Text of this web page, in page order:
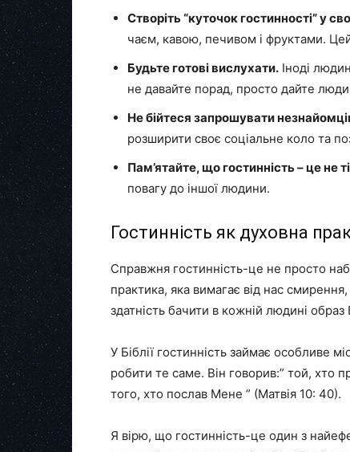
Створіть “куточок гостинності” у
чаєм, кавою, печивом і фруктами.
Будьте готові вислухати. Іноді
не давайте порад, просто дайте
Не бійтеся запрошувати
розширити своє соціальне коло та
Пам’ятайте, що гостинність – це не
повагу до іншої людини.
Гостинність як духовна
Справжня гостинність-це не просто
практика, яка вимагає від нас
здатність бачити в кожній людині
У Біблії гостинність займає особливе
робити те саме. Він говорив:” той, хто
того, хто послав Мене ” (Матвія 10: 40).
Я вірю, що гостинність-це один з